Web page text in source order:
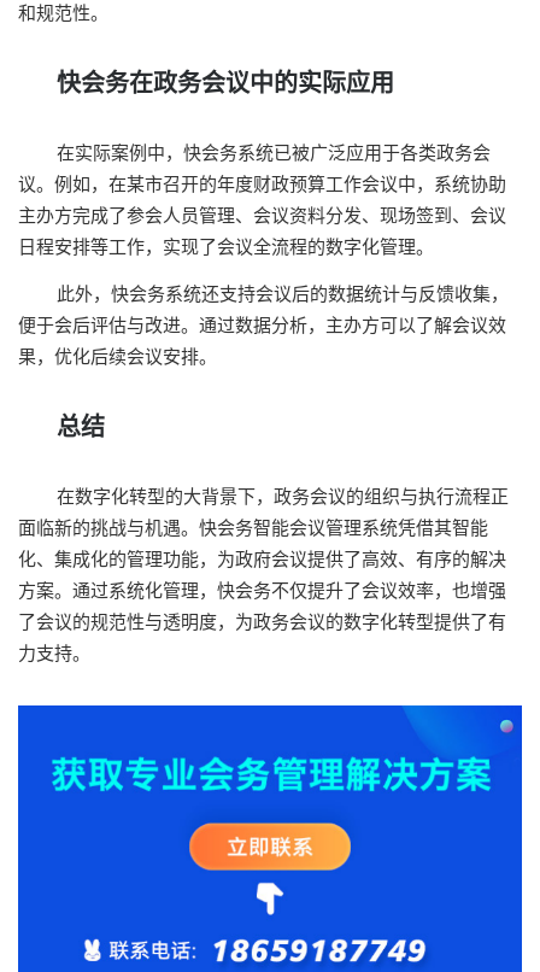
和规范性。
快会务在政务会议中的实际应用
在实际案例中，快会务系统已被广泛应用于各类政务会
议。例如，在某市召开的年度财政预算工作会议中，系统协助
主办方完成了参会人员管理、会议资料分发、现场签到、会议
日程安排等工作，实现了会议全流程的数字化管理。
此外，快会务系统还支持会议后的数据统计与反馈收集，
便于会后评估与改进。通过数据分析，主办方可以了解会议效
果，优化后续会议安排。
总结
在数字化转型的大背景下，政务会议的组织与执行流程正
面临新的挑战与机遇。快会务智能会议管理系统凭借其智能
化、集成化的管理功能，为政府会议提供了高效、有序的解决
方案。通过系统化管理，快会务不仅提升了会议效率，也增强
了会议的规范性与透明度，为政务会议的数字化转型提供了有
力支持。